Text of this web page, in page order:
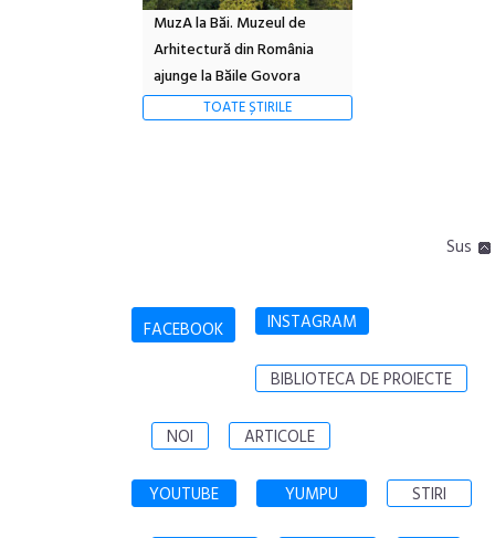
MuzA la Băi. Muzeul de
Arhitectură din România
ajunge la Băile Govora
TOATE ȘTIRILE
Sus
FACEBOOK INSTAGRAM
BIBLIOTECA DE PROIECTE
NOI ARTICOLE
YOUTUBE YUMPU STIRI